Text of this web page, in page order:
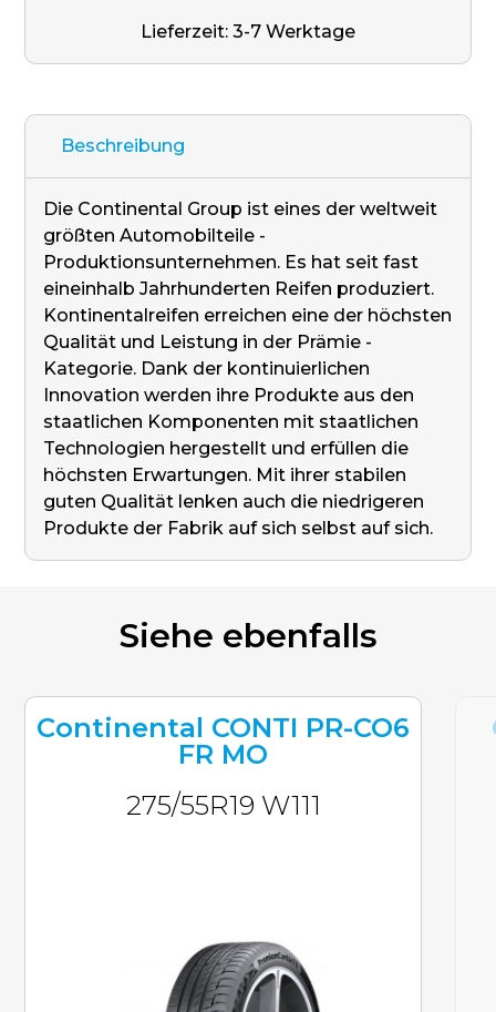
Lieferzeit: 3-7 Werktage
Beschreibung
Die Continental Group ist eines der weltweit
größten Automobilteile -
Produktionsunternehmen. Es hat seit fast
eineinhalb Jahrhunderten Reifen produziert.
Kontinentalreifen erreichen eine der höchsten
Qualität und Leistung in der Prämie -
Kategorie. Dank der kontinuierlichen
Innovation werden ihre Produkte aus den
staatlichen Komponenten mit staatlichen
Technologien hergestellt und erfüllen die
höchsten Erwartungen. Mit ihrer stabilen
guten Qualität lenken auch die niedrigeren
Produkte der Fabrik auf sich selbst auf sich.
Siehe ebenfalls
Continental CONTI PR-CO6
FR MO
275/55R19 W111